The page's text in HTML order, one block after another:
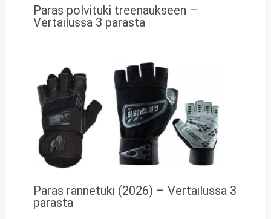
Paras polvituki treenaukseen –
Vertailussa 3 parasta
Paras rannetuki (2026) – Vertailussa 3
parasta